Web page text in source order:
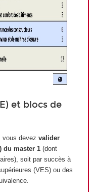
et blocs de
vous devez valider
du master 1 (dont
soit par succès à
(VES) ou des
.